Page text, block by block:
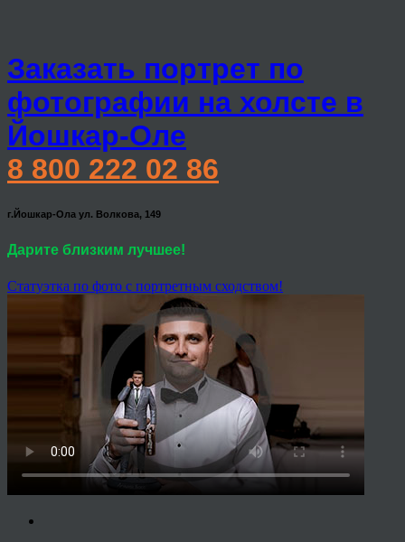
Заказать портрет по
фотографии на холсте в
Йошкар-Оле
8 800 222 02 86
г.Йошкар-Ола ул. Волкова, 149
Дарите близким лучшее!
Статуэтка по фото с портретным сходством!